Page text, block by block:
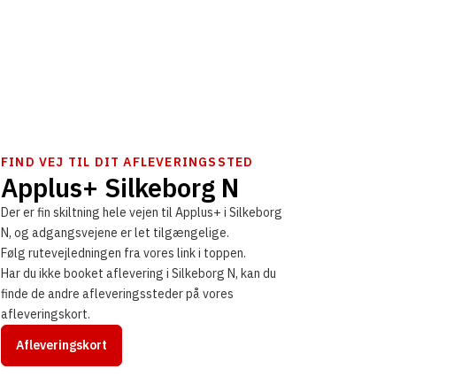
FIND VEJ TIL DIT AFLEVERINGSSTED
Applus+ Silkeborg N
Der er fin skiltning hele vejen til Applus+ i Silkeborg
N, og adgangsvejene er let tilgængelige.
Følg rutevejledningen fra vores link i toppen.
Har du ikke booket aflevering i Silkeborg N, kan du
finde de andre afleveringssteder på vores
afleveringskort.
Afleveringskort